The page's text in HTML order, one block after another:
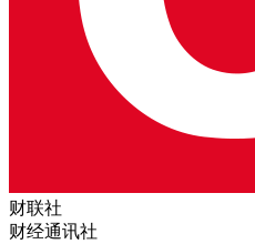
财联社
财经通讯社